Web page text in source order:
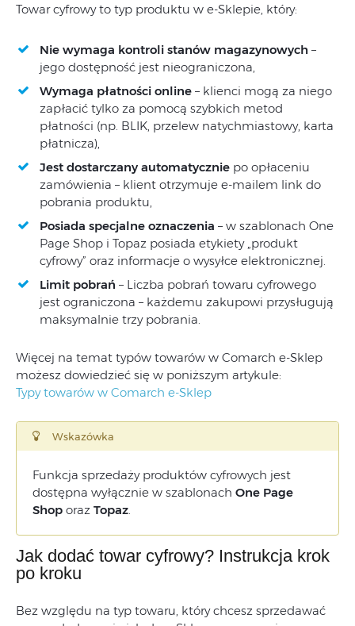
Towar cyfrowy to typ produktu w e-Sklepie, który:
Nie wymaga kontroli stanów magazynowych –
jego dostępność jest nieograniczona,
Wymaga płatności online – klienci mogą za niego
zapłacić tylko za pomocą szybkich metod
płatności (np. BLIK, przelew natychmiastowy, karta
płatnicza),
Jest dostarczany automatycznie po opłaceniu
zamówienia – klient otrzymuje e-mailem link do
pobrania produktu,
Posiada specjalne oznaczenia – w szablonach One
Page Shop i Topaz posiada etykiety „produkt
cyfrowy” oraz informacje o wysyłce elektronicznej.
Limit pobrań – Liczba pobrań towaru cyfrowego
jest ograniczona – każdemu zakupowi przysługują
maksymalnie trzy pobrania.
Więcej na temat typów towarów w Comarch e-Sklep
możesz dowiedzieć się w poniższym artykule:
Typy towarów w Comarch e-Sklep
Wskazówka
Funkcja sprzedaży produktów cyfrowych jest
dostępna wyłącznie w szablonach One Page
Shop oraz Topaz.
Jak dodać towar cyfrowy? Instrukcja krok
po kroku
Bez względu na typ towaru, który chcesz sprzedawać